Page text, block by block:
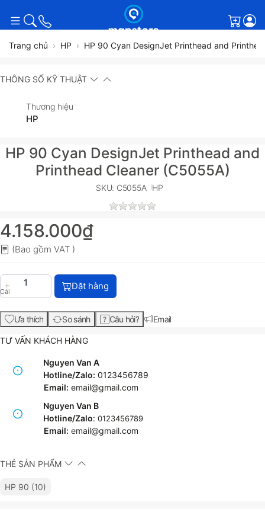
Giỏ
Trang chủ HP HP 90 Cyan DesignJet Printhead and
THÔNG SỐ KỸ THUẬT
Thương hiệu
HP
HP 90 Cyan DesignJet Printhead and
Printhead Cleaner (C5055A)
SKU: C5055A HP
4.158.000₫
(Bao gồm VAT )
Cái
HP 90 Cyan DesignJet Printhead and Printhead
Đặt hàng
Ưa thích So sánh Câu hỏi? Email
TƯ VẤN KHÁCH HÀNG
Nguyen Van A
Hotline/Zalo: 0123456789
Email: email@gmail.com
Nguyen Van B
Hotline/Zalo: 0123456789
Email: email@gmail.com
THẺ SẢN PHẨM
HP 90 (10)